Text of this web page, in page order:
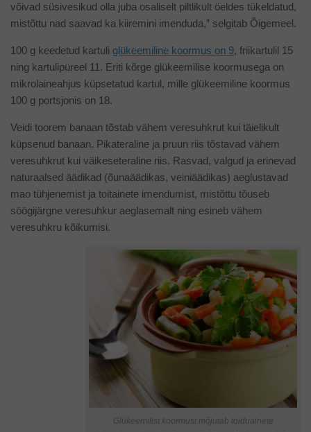
võivad süsivesikud olla juba osaliselt piltlikult öeldes tükeldatud,
mistõttu nad saavad ka kiiremini imenduda,” selgitab Õigemeel.
100 g keedetud kartuli glükeemiline koormus on 9, friikartulil 15
ning kartulipüreel 11. Eriti kõrge glükeemilise koormusega on
mikrolaineahjus küpsetatud kartul, mille glükeemiline koormus
100 g portsjonis on 18.
Veidi toorem banaan tõstab vähem veresuhkrut kui täielikult
küpsenud banaan. Pikateraline ja pruun riis tõstavad vähem
veresuhkrut kui väikeseteraline riis. Rasvad, valgud ja erinevad
naturaalsed äädikad (õunaäädikas, veiniäädikas) aeglustavad
mao tühjenemist ja toitainete imendumist, mistõttu tõuseb
söögijärgne veresuhkur aeglasemalt ning esineb vähem
veresuhkru kõikumisi.
Glükeemilist koormust mõjutab toiduainete